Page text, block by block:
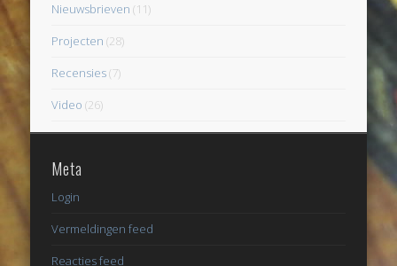
Nieuwsbrieven (11)
Projecten (28)
Recensies(7)
Video (26)
Meta
Login
Vermeldingen feed
Reacties feed